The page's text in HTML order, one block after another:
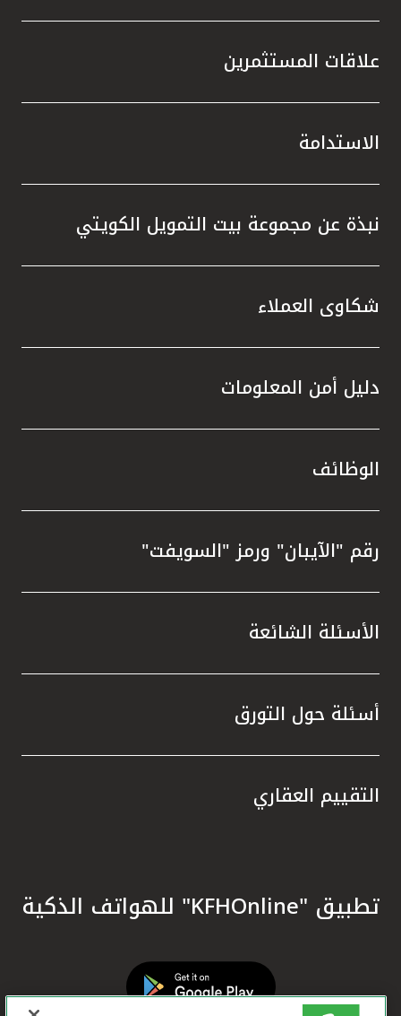
علاقات المستثمرين
الاستدامة
نبذة عن مجموعة بيت التمويل الكويتي
شكاوى العملاء
دليل أمن المعلومات
الوظائف
رقم "الآيبان" ورمز "السويفت"
الأسئلة الشائعة
أسئلة حول التورق
التقييم العقاري
تطبيق "KFHOnline" للهواتف الذكية